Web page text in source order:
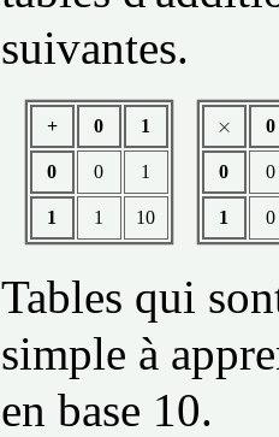
suivantes.
+ 0 1
0 0 1
1 1 10
×
× 0
0 0
1 0
Tables qui
simple à
en base 10.